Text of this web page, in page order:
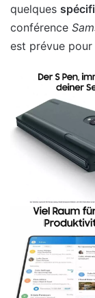
quelques
conférence
est prévue